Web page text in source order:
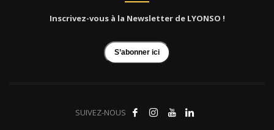
Inscrivez-vous à la Newsletter de LYONSO !
S’abonner ici
SUIVEZ-NOUS